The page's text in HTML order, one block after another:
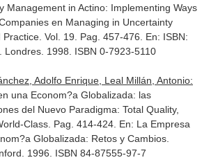
Management in Actino: Implementing Ways
en Managing in Uncertainty
Vol. 19. Pag. 457-476. En: ISBN:
Londres. 1998. ISBN 0-7923-5110
Adolfo Enrique, Leal Millán, Antonio:
una Econom?a Globalizada: las
del Nuevo Paradigma: Total Quality,
Class. Pag. 414-424. En: La Empresa
Globalizada: Retos y Cambios.
1996. ISBN 84-87555-97-7